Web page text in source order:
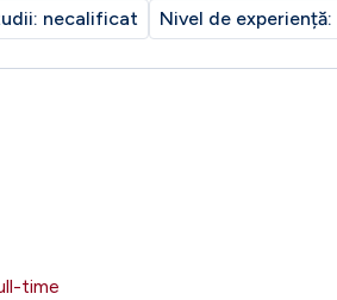
necalificat Nivel de experiență:
time